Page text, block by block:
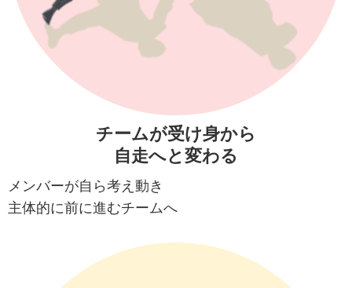
チームが受け身から
自走へと変わる
メンバーが自ら考え動き
主体的に前に進むチームへ